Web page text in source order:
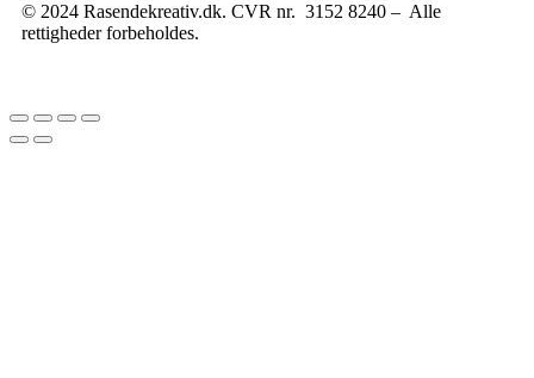
© 2024 Rasendekreativ.dk. CVR nr. 3152 8240 – Alle
rettigheder forbeholdes.